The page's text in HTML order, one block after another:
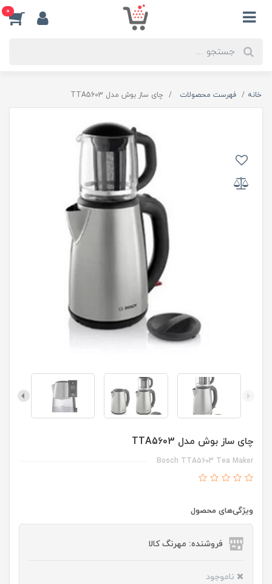
0
خانه فهرست محصولات چای ساز بوش مدل TTA5603
چای ساز بوش مدل TTA5603
Bosch TTA5603 Tea Maker
ویژگی‌های محصول
فروشنده: مهرنگ کالا
ناموجود